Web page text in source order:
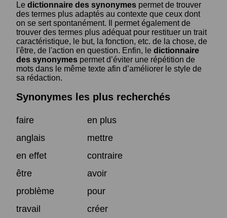
Le dictionnaire des synonymes permet de trouver
des termes plus adaptés au contexte que ceux dont
on se sert spontanément. Il permet également de
trouver des termes plus adéquat pour restituer un trait
caractéristique, le but, la fonction, etc. de la chose, de
l'être, de l'action en question. Enfin, le dictionnaire
des synonymes permet d’éviter une répétition de
mots dans le même texte afin d’améliorer le style de
sa rédaction.
Synonymes les plus recherchés
faire
en plus
anglais
mettre
en effet
contraire
être
avoir
problème
pour
travail
créer